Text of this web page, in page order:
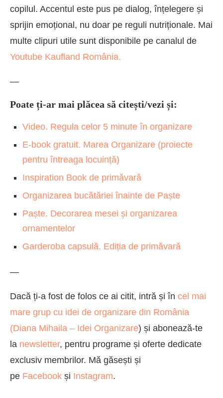
copilul. Accentul este pus pe dialog, înțelegere și
sprijin emoțional, nu doar pe reguli nutriționale. Mai
multe clipuri utile sunt disponibile pe canalul de
Youtube Kaufland România.
—
Poate ți-ar mai plăcea să citești/vezi și:
Video. Regula celor 5 minute în organizare
E-book gratuit. Marea Organizare (proiecte
pentru întreaga locuință)
Inspiration Book de primăvară
Organizarea bucătăriei înainte de Paște
Paște. Decorarea mesei și organizarea
ornamentelor
Garderoba capsulă. Ediția de primăvară
—
Dacă ți-a fost de folos ce ai citit, intră și în cel mai
mare grup cu idei de organizare din România
(Diana Mihaila – Idei Organizare) și abonează-te
la newsletter, pentru programe și oferte dedicate
exclusiv membrilor. Mă găsești și
pe Facebook și Instagram.